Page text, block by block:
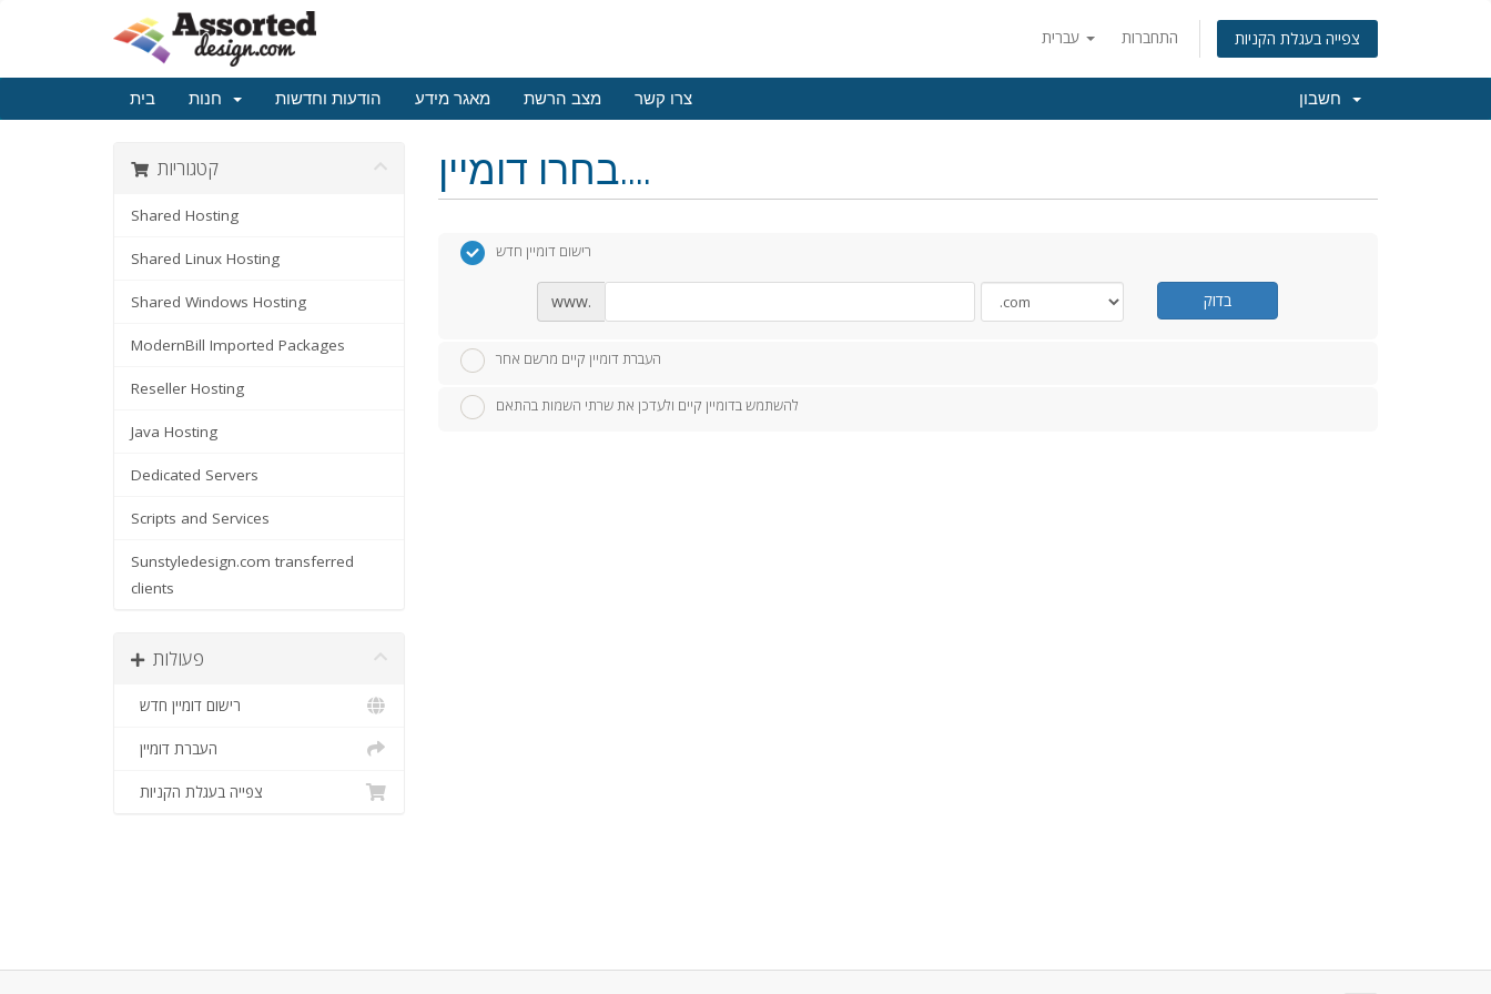
התחברות צפייה בעגלת הקניות
בית הודעות וחדשות מאגר מידע מצב הרשת צרו קשר
בחרו דומיין.... קטגוריות
Shared Hosting
Shared Linux Hosting
Shared Windows Hosting
ModernBill Imported Packages
Reseller Hosting
Java Hosting
Dedicated Servers
Scripts and Services
Sunstyledesign.com transferred
clients
פעולות
רישום דומיין חדש
העברת דומיין
צפייה בעגלת הקניות
רישום דומיין חדש
www. בדוק
העברת דומיין קיים מרשם אחר
להשתמש בדומיין קיים ולעדכן את שרתי השמות בהתאם